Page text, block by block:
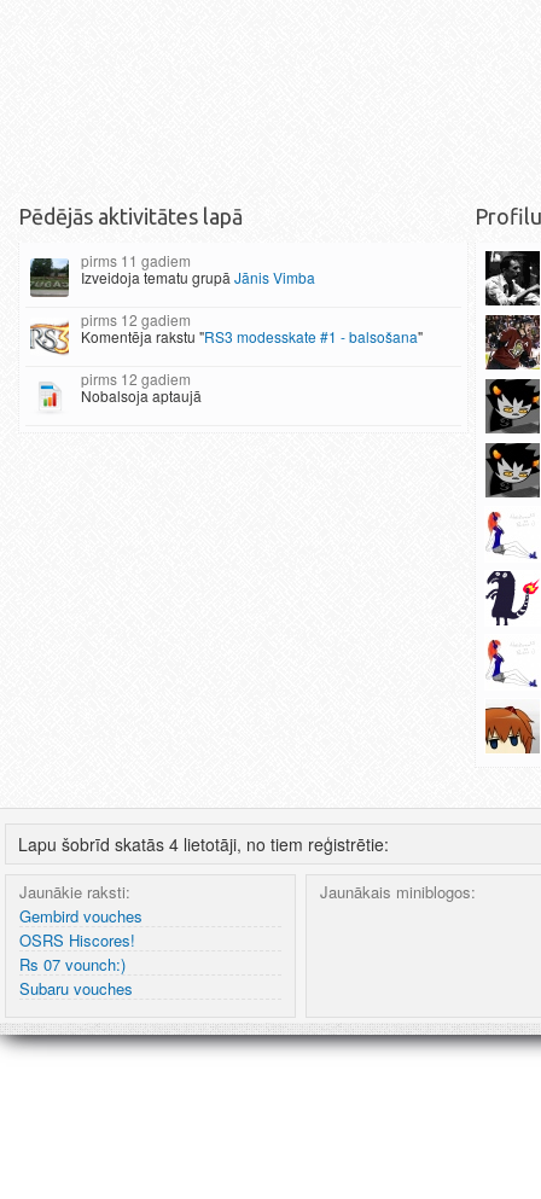
Pēdējās aktivitātes lapā
11 gadiem
Izveidoja tematu grupā Jānis Vimba
12 gadiem
Komentēja rakstu "RS3 modesskate #1 - balsošana"
12 gadiem
Nobalsoja aptaujā
Lapu šobrīd skatās 4 lietotāji, no tiem reģistrētie:
Jaunākie raksti:
Gembird vouches
OSRS Hiscores!
Rs 07 vounch:)
Subaru vouches
Jaunākais miniblogos: